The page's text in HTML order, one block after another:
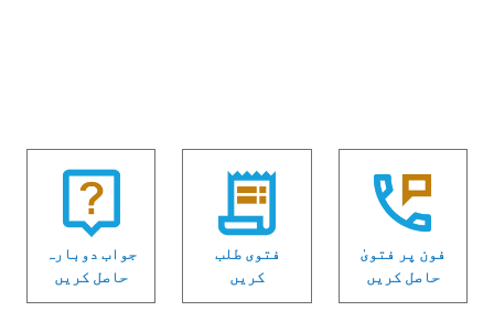
فون پر فتویٰ
حاصل کریں
فتوی طلب
کریں
جواب دوبارہ
حاصل کریں